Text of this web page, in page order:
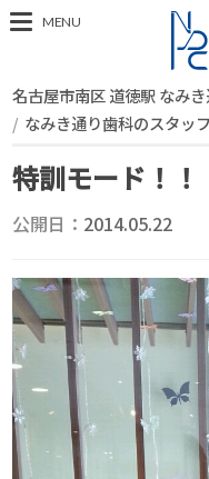
MENU
名古屋市南区 道徳駅 なみ
なみき通り歯科のスタッ
特訓モード！！
公開日： 2014.05.22